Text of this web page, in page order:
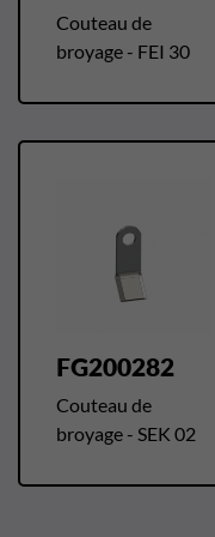
Couteau de
broyage - FEI 30
FG200282
Couteau de
broyage - SEK 02